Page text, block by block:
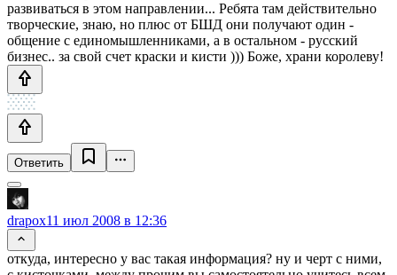
развиваться в этом направлении... Ребята там действительно
творческие, знаю, но плюс от БШД они получают один -
общение с единомышленниками, а в остальном - русский
бизнес.. за свой счет краски и кисти ))) Боже, храни королеву!
Ответить
drapox11 июл 2008 в 12:36
откуда, интересно у вас такая информация? ну и черт с ними,